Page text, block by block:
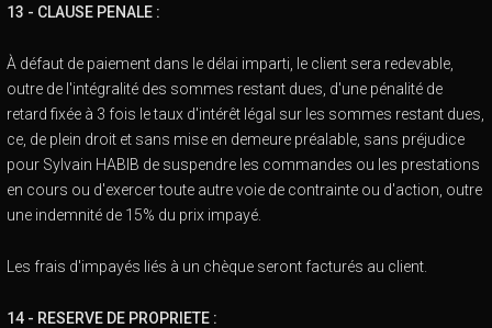
13 - CLAUSE PENALE :
À défaut de paiement dans le délai imparti, le client sera redevable,
outre de l'intégralité des sommes restant dues, d'une pénalité de
retard fixée à 3 fois le taux d'intérêt légal sur les sommes restant dues,
ce, de plein droit et sans mise en demeure préalable, sans préjudice
pour Sylvain HABIB de suspendre les commandes ou les prestations
en cours ou d'exercer toute autre voie de contrainte ou d'action, outre
une indemnité de 15% du prix impayé.
Les frais d'impayés liés à un chèque seront facturés au client.
14 - RESERVE DE PROPRIETE :